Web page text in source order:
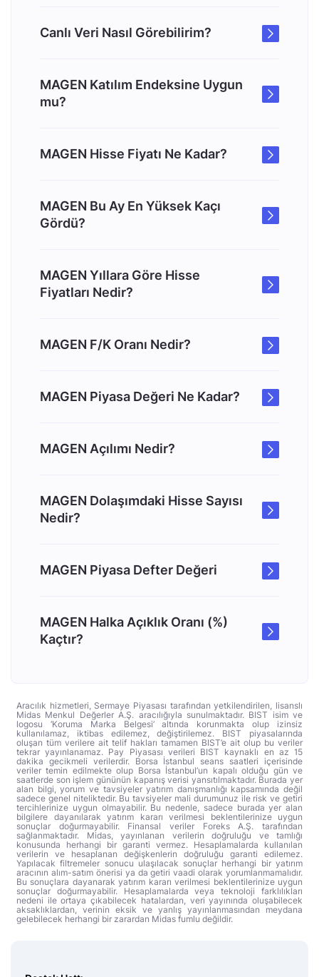
Canlı Veri Nasıl Görebilirim?
MAGEN Katılım Endeksine Uygun
mu?
MAGEN Hisse Fiyatı Ne Kadar?
MAGEN Bu Ay En Yüksek Kaçı
Gördü?
MAGEN Yıllara Göre Hisse
Fiyatları Nedir?
MAGEN F/K Oranı Nedir?
MAGEN Piyasa Değeri Ne Kadar?
MAGEN Açılımı Nedir?
MAGEN Dolaşımdaki Hisse Sayısı
Nedir?
MAGEN Piyasa Defter Değeri
MAGEN Halka Açıklık Oranı (%)
Kaçtır?
Aracılık hizmetleri, Sermaye Piyasası tarafından yetkilendirilen, lisanslı
Midas Menkul Değerler A.Ş. aracılığıyla sunulmaktadır. BIST isim ve
logosu ‘Koruma Marka Belgesi’ altında korunmakta olup izinsiz
kullanılamaz, iktibas edilemez, değiştirilemez. BIST piyasalarında
oluşan tüm verilere ait telif hakları tamamen BIST’e ait olup bu veriler
tekrar yayınlanamaz. Pay Piyasası verileri BIST kaynaklı en az 15
dakika gecikmeli verilerdir. Borsa İstanbul seans saatleri içerisinde
veriler temin edilmekte olup Borsa İstanbul’un kapalı olduğu gün ve
saatlerde son işlem gününün kapanış verisi yansıtılmaktadır. Burada yer
alan bilgi, yorum ve tavsiyeler yatırım danışmanlığı kapsamında değil
sadece genel niteliktedir. Bu tavsiyeler mali durumunuz ile risk ve getiri
tercihlerinize uygun olmayabilir. Bu nedenle, sadece burada yer alan
bilgilere dayanılarak yatırım kararı verilmesi beklentilerinize uygun
sonuçlar doğurmayabilir. Finansal veriler Foreks A.Ş. tarafından
sağlanmaktadır. Midas, yayınlanan verilerin doğruluğu ve tamlığı
konusunda herhangi bir garanti vermez. Hesaplamalarda kullanılan
verilerin ve hesaplanan değişkenlerin doğruluğu garanti edilemez.
Yapılacak filtremeler sonucu ulaşılacak sonuçlar herhangi bir yatırım
aracının alım-satım önerisi ya da getiri vaadi olarak yorumlanmamalıdır.
Bu sonuçlara dayanarak yatırım kararı verilmesi beklentilerinize uygun
sonuçlar doğurmayabilir. Hesaplamalarda veya teknoloji farklılıkları
nedeni ile ortaya çıkabilecek hatalardan, veri yayınında oluşabilecek
aksaklıklardan, verinin eksik ve yanlış yayınlanmasından meydana
gelebilecek herhangi bir zarardan Midas fumlu değildir.